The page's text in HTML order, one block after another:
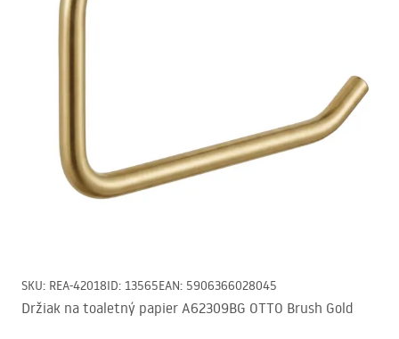
SKU: REA-42018ID: 13565EAN: 5906366028045
Držiak na toaletný papier A62309BG OTTO Brush Gold